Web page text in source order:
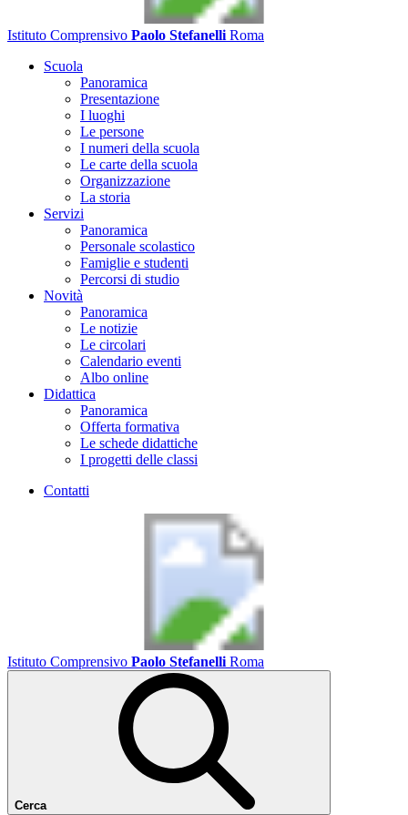
Istituto Comprensivo Paolo Stefanelli Roma
Scuola
Panoramica
Presentazione
I luoghi
Le persone
I numeri della scuola
Le carte della scuola
Organizzazione
La storia
Servizi
Panoramica
Personale scolastico
Famiglie e studenti
Percorsi di studio
Novità
Panoramica
Le notizie
Le circolari
Calendario eventi
Albo online
Didattica
Panoramica
Offerta formativa
Le schede didattiche
I progetti delle classi
Contatti
Istituto Comprensivo Paolo Stefanelli Roma
Cerca